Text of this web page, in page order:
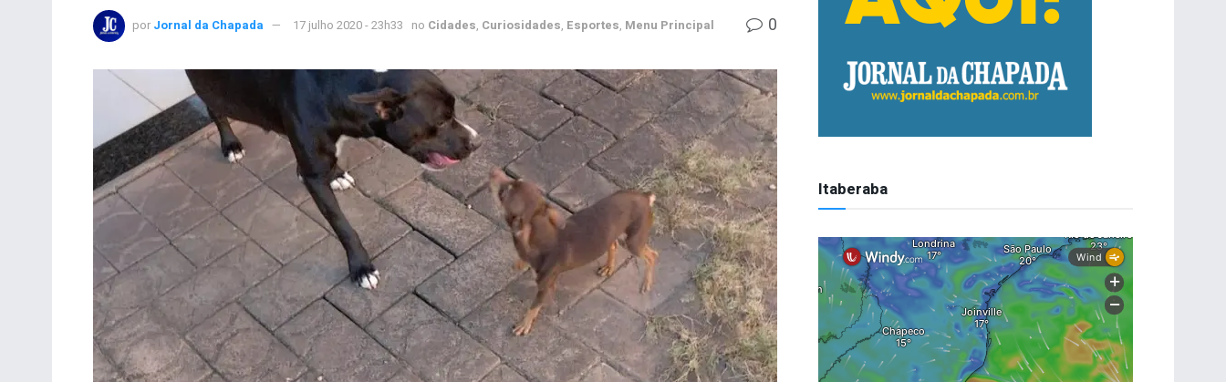
por Jornal da Chapada 17 julho 2020 - 23h33 no Cidades, Curiosidades, Esportes, Menu Principal 0
Itaberaba